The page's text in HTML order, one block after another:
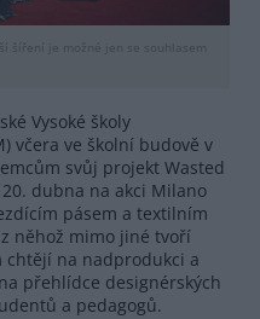
šíření je možné jen se souhlasem
Vysoké školy
včera ve školní budově v
svůj projekt Wasted
dubna na akci Milano
pásem a textilním
něhož mimo jiné tvoří
chtějí na nadprodukci a
přehlídce designérských
a pedagogů.